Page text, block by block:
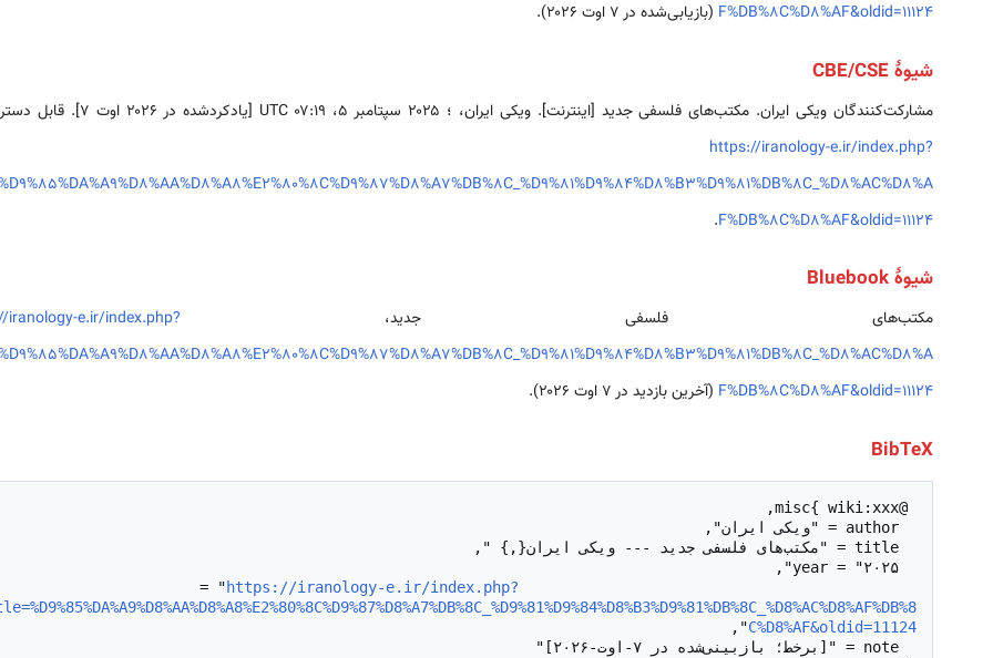
F%DB%8C%D8%AF&oldid=11124 (بازیابی‌شده در ۷ اوت ۲۰۲۶).
شیوهٔ CBE/CSE
مشارکت‌کنندگان ویکی ایران. مکتب‌های فلسفی جدید [اینترنت]. ویکی ایران، ؛ ۲۰۲۵ سپتامبر ۵، ‏۰۷:۱۹ UTC [یادکردشده در ۲۰۲۶ اوت ۷]. قابل دسترسی از:
https://iranology-e.ir/index.php?
F%DB%8C%D8%AF&oldid=11124
.
شیوهٔ Bluebook
مکتب‌های فلسفی جدید، iranology-e.ir/index.php?
F%DB%8C%D8%AF&oldid=11124 (آخرین بازدید در ۷ اوت ۲۰۲۶).
BibTeX
https://iranology-e.ir/index.php?
C%D8%AF&oldid=11124